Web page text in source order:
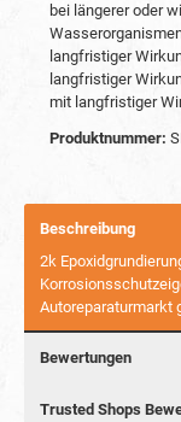
bei längerer oder
langfristiger
langfristiger
mit langfristiger
Produktnummer:
Beschreibung
2k
Autoreparaturmarkt
Bewertungen
Trusted Shops